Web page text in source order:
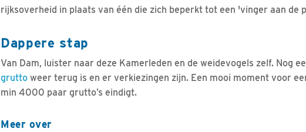
rijksoverheid in plaats van één die zich beperkt tot een 'vinger aan de
Dappere stap
Van Dam, luister naar deze Kamerleden en de weidevogels zelf. Nog
grutto weer terug is en er verkiezingen zijn. Een mooi moment voor
min 4000 paar grutto’s eindigt.
Meer over